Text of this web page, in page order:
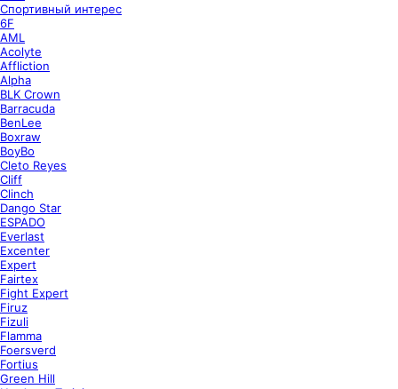
Спортивный интерес
6F
AML
Acolyte
Affliction
Alpha
BLK Crown
Barracuda
BenLee
Boxraw
BoyBo
Cleto Reyes
Cliff
Clinch
Dango Star
ESPADO
Everlast
Excenter
Expert
Fairtex
Fight Expert
Firuz
Fizuli
Flamma
Foersverd
Fortius
Green Hill